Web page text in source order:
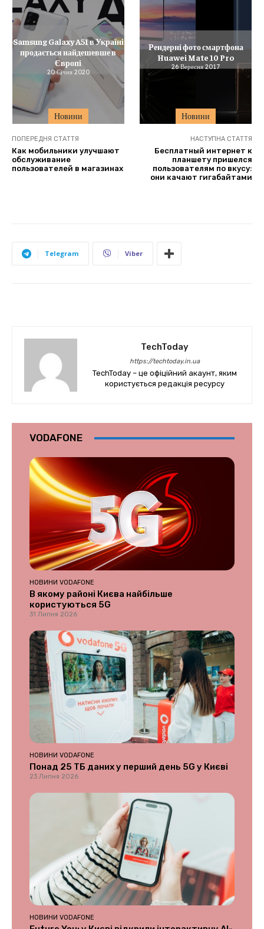
Новини
Samsung Galaxy A51 в Україні
продається найдешевше в
Європі
20 Січня 2020
Новини
Рендернi фото смартфона
Huawei Mate 10 Pro
26 Вересня 2017
ПОПЕРЕДНЯ СТАТТЯ
Как мобильники улучшают
обслуживание
пользователей в магазинах
НАСТУПНА СТАТТЯ
Бесплатный интернет к
планшету пришелся
пользователям по вкусу:
они качают гигабайтами
Telegram Viber
TechToday
https://techtoday.in.ua
TechToday – це офіційний акаунт, яким
користується редакція ресурсу
VODAFONE
НОВИНИ VODAFONE
В якому районі Києва найбільше
користуються 5G
31 Липня 2026
НОВИНИ VODAFONE
Понад 25 ТБ даних у перший день 5G у Києві
23 Липня 2026
НОВИНИ VODAFONE